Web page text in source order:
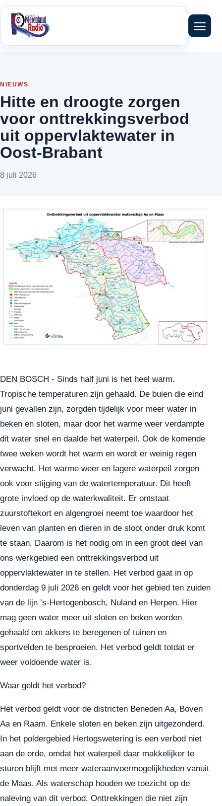
Menu
NIEUWS
Hitte en droogte zorgen
voor onttrekkingsverbod
uit oppervlaktewater in
Oost-Brabant
8 juli 2026
DEN BOSCH - Sinds half juni is het heel warm.
Tropische temperaturen zijn gehaald. De buien die eind
juni gevallen zijn, zorgden tijdelijk voor meer water in
beken en sloten, maar door het warme weer verdampte
dit water snel en daalde het waterpeil. Ook de komende
twee weken wordt het warm en wordt er weinig regen
verwacht. Het warme weer en lagere waterpeil zorgen
ook voor stijging van de watertemperatuur. Dit heeft
grote invloed op de waterkwaliteit. Er ontstaat
zuurstoftekort en algengroei neemt toe waardoor het
leven van planten en dieren in de sloot onder druk komt
te staan. Daarom is het nodig om in een groot deel van
ons werkgebied een onttrekkingsverbod uit
oppervlaktewater in te stellen. Het verbod gaat in op
donderdag 9 juli 2026 en geldt voor het gebied ten zuiden
van de lijn ’s-Hertogenbosch, Nuland en Herpen. Hier
mag geen water meer uit sloten en beken worden
gehaald om akkers te beregenen of tuinen en
sportvelden te besproeien. Het verbod geldt totdat er
weer voldoende water is.
Waar geldt het verbod?
Het verbod geldt voor de districten Beneden Aa, Boven
Aa en Raam. Enkele sloten en beken zijn uitgezonderd.
In het poldergebied Hertogswetering is een verbod niet
aan de orde, omdat het waterpeil daar makkelijker te
sturen blijft met meer wateraanvoermogelijkheden vanuit
de Maas. Als waterschap houden we toezicht op de
naleving van dit verbod. Onttrekkingen die niet zijn